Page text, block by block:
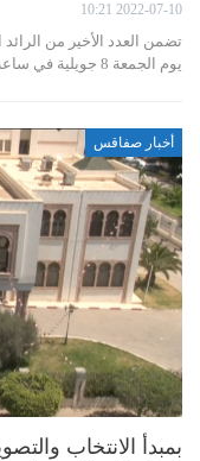
2022-07-10 10:21
يوم الجمعة 8 جويلية في ساعة متأخرة من…
أخبار صفاقس
بمبدأ الانتخاب